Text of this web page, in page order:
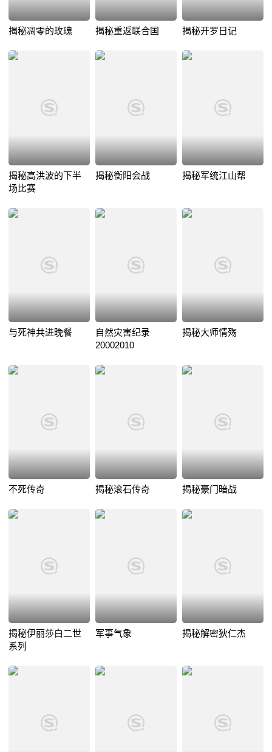
揭秘凋零的玫瑰 揭秘重返联合国 揭秘开罗日记
揭秘高洪波的下半
场比赛
揭秘衡阳会战 揭秘军统江山帮
与死神共进晚餐
自然灾害纪录
20002010
揭秘大师情殇
不死传奇 揭秘滚石传奇 揭秘豪门暗战
揭秘伊丽莎白二世
系列
军事气象 揭秘解密狄仁杰